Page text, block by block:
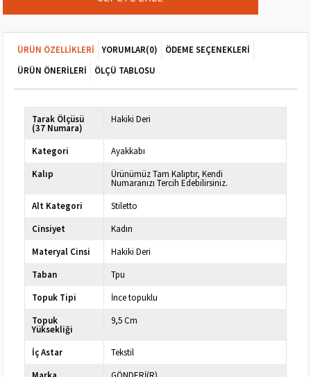
ÜRÜN ÖZELLIKLERI YORUMLAR(0)
ÖDEME SEÇENEKLERI
ÜRÜN ÖNERILERI
ÖLÇÜ TABLOSU
Tarak Ölçüsü
(37 Numara)
Hakiki Deri
Kategori
Ayakkabı
Kalıp
Ürünümüz Tam Kalıptır, Kendi
Numaranızı Tercih Edebilirsiniz.
Alt Kategori
Stiletto
Cinsiyet
Kadın
Materyal Cinsi
Hakiki Deri
Taban
Tpu
Topuk Tipi
İnce topuklu
Topuk
Yüksekliği
9,5 Cm
İç Astar
Tekstil